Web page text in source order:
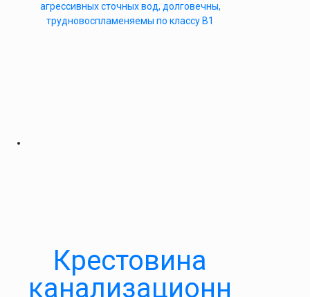
агрессивных сточных вод, долговечны,
трудновоспламеняемы по классу B1
Крестовина
канализационн